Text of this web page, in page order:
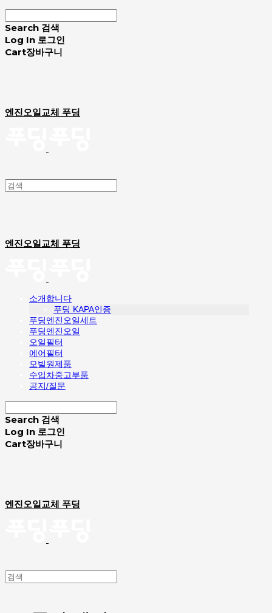
Search 검색
Log In 로그인
Cart장바구니
엔진오일교체 푸딩
엔진오일교체 푸딩
소개합니다
푸딩 KAPA인증
푸딩엔진오일세트
푸딩엔진오일
오일필터
에어필터
모빌원제품
수입차중고부품
공지/질문
Search 검색
Log In 로그인
Cart장바구니
엔진오일교체 푸딩